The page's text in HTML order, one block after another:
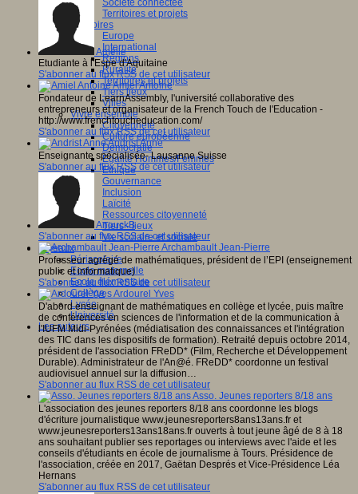
Société connectée
Territoires et projets
Territoires
Europe
International
Régions
Ruralité
Territoires et projets
Tiers lieux
Villes
Vivre ensemble
Citoyenneté
Culture européenne
Démocratie
Egalité Hommes/Femmes
Ethique
Gouvernance
Inclusion
Laïcité
Ressources citoyenneté
Tiers - lieux
Vie scolaire et sociale
Niveaux
Périscolaire
Ecole maternelle
Ecole élémentaire
Collège
Lycée
Université
Les auteurs
Amélie
Etudiante à l'Espe d'Aquitaine
S'abonner au flux RSS de cet utilisateur
Amiel Antoine
Fondateur de LearnAssembly, l'université collaborative des
entrepreneurs et organisateur de la French Touch de l'Education -
http://www.frenchtoucheducation.com/
S'abonner au flux RSS de cet utilisateur
Andrist Anne
Enseignante spécialisée- Lausanne Suisse
S'abonner au flux RSS de cet utilisateur
AnouckB
S'abonner au flux RSS de cet utilisateur
Archambault Jean-Pierre
Professeur agrégé de mathématiques, président de l’EPI (enseignement
public et informatique)
S'abonner au flux RSS de cet utilisateur
Ardourel Yves
D'abord enseignant de mathématiques en collège et lycée, puis maître
de conférences en sciences de l'information et de la communication à
l'IUFM Midi-Pyrénées (médiatisation des connaissances et l'intégration
des TIC dans les dispositifs de formation). Retraité depuis octobre 2014,
président de l'association FReDD* (Film, Recherche et Développement
Durable). Administrateur de l'An@é. FReDD* coordonne un festival
audiovisuel annuel sur la diffusion…
S'abonner au flux RSS de cet utilisateur
Asso. Jeunes reporters 8/18 ans
L'association des jeunes reporters 8/18 ans coordonne les blogs
d'écriture journalistique www.jeunesreporters8ans13ans.fr et
www.jeunesreporters13ans18ans.fr ouverts à tout jeune âgé de 8 à 18
ans souhaitant publier ses reportages ou interviews avec l'aide et les
conseils d'étudiants en école de journalisme à Tours. Présidence de
l'association, créée en 2017, Gaëtan Després et Vice-Présidence Léa
Hernans
S'abonner au flux RSS de cet utilisateur